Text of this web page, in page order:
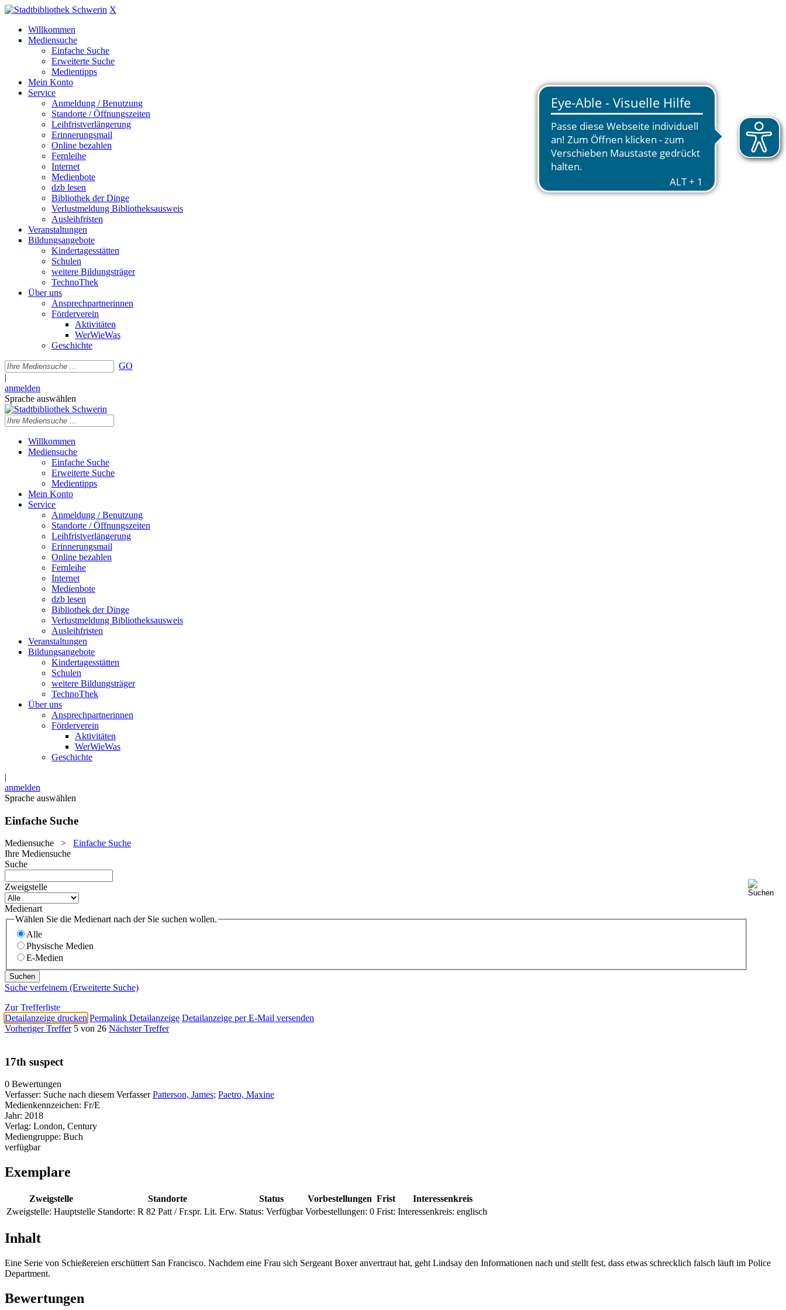
X
Willkommen
Mediensuche
Einfache Suche
Erweiterte Suche
Medientipps
Mein Konto
Service
Anmeldung / Benutzung
Standorte / Öffnungszeiten
Leihfristverlängerung
Erinnerungsmail
Online bezahlen
Fernleihe
Internet
Medienbote
dzb lesen
Bibliothek der Dinge
Verlustmeldung Bibliotheksausweis
Ausleihfristen
Veranstaltungen
Bildungsangebote
Kindertagesstätten
Schulen
weitere Bildungsträger
TechnoThek
Über uns
Ansprechpartnerinnen
Förderverein
Aktivitäten
WerWieWas
Geschichte
GO
|
anmelden
Sprache auswählen
Willkommen
Mediensuche
Einfache Suche
Erweiterte Suche
Medientipps
Mein Konto
Service
Anmeldung / Benutzung
Standorte / Öffnungszeiten
Leihfristverlängerung
Erinnerungsmail
Online bezahlen
Fernleihe
Internet
Medienbote
dzb lesen
Bibliothek der Dinge
Verlustmeldung Bibliotheksausweis
Ausleihfristen
Veranstaltungen
Bildungsangebote
Kindertagesstätten
Schulen
weitere Bildungsträger
TechnoThek
Über uns
Ansprechpartnerinnen
Förderverein
Aktivitäten
WerWieWas
Geschichte
|
anmelden
Sprache auswählen
Einfache Suche
Mediensuche > Einfache Suche
Ihre Mediensuche
Suche
Zweigstelle
Medienart
Wählen Sie die Medienart nach der Sie suchen wollen.
Alle
Physische Medien
E-Medien
Suche verfeinern (Erweiterte Suche)
Zur Trefferliste
Detailanzeige drucken Permalink Detailanzeige Detailanzeige per E-Mail versenden
Vorheriger Treffer 5 von 26 Nächster Treffer
17th suspect
0 Bewertungen
Verfasser: Suche nach diesem Verfasser Patterson, James; Paetro, Maxine
Medienkennzeichen: Fr/E
Jahr: 2018
Verlag: London, Century
Mediengruppe: Buch
verfügbar
Exemplare
Zweigstelle Standorte Status Vorbestellungen Frist
Interessenkreis
Zweigstelle: Hauptstelle Standorte: R 82 Patt / Fr.spr. Lit. Erw. Status: Verfügbar Vorbestellungen: 0 Frist: Interessenkreis: englisch
Inhalt
Eine Serie von Schießereien erschüttert San Francisco. Nachdem eine Frau sich Sergeant Boxer anvertraut hat, geht Lindsay den Informationen nach und stellt fest, dass etwas schrecklich falsch läuft im Police
Department.
Bewertungen